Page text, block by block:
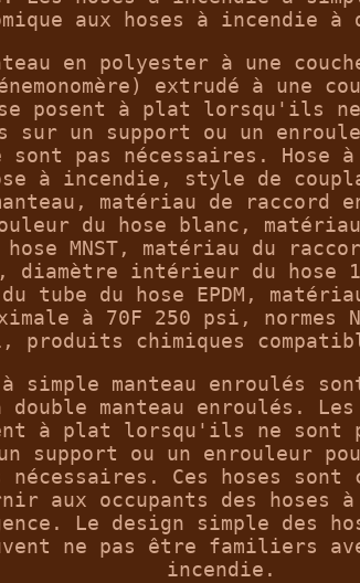
aux hoses à incendie à
en polyester à une
extrudé à une
posent à plat lorsqu'ils
un support ou un
pas nécessaires. Hose
à incendie, style de
matériau de
du hose blanc,
MNST, matériau du
diamètre intérieur du hose
tube du hose EPDM,
à 70F 250 psi, normes
produits chimiques
simple manteau enroulés
double manteau enroulés.
à plat lorsqu'ils ne sont
support ou un enrouleur
Ces hoses sont
aux occupants des hoses
Le design simple des
ne pas être familiers
incendie.